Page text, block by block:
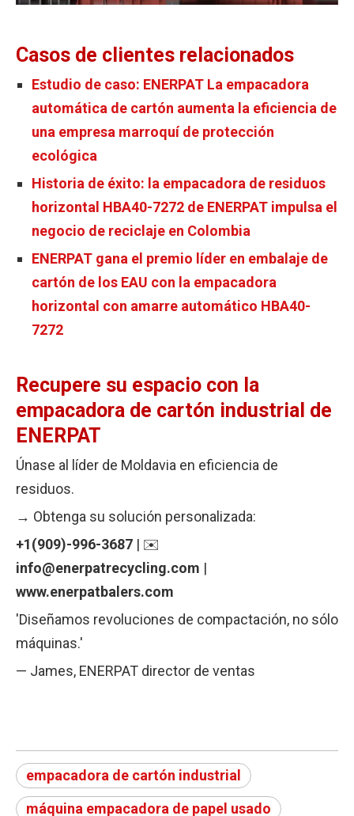
Casos de clientes relacionados
Estudio de caso: ENERPAT La empacadora
automática de cartón aumenta la eficiencia de
una empresa marroquí de protección
ecológica
Historia de éxito: la empacadora de residuos
horizontal HBA40-7272 de ENERPAT impulsa el
negocio de reciclaje en Colombia
ENERPAT gana el premio líder en embalaje de
cartón de los EAU con la empacadora
horizontal con amarre automático HBA40-
7272
Recupere su espacio con la
empacadora de cartón industrial de
ENERPAT
Únase al líder de Moldavia en eficiencia de
residuos.
→ Obtenga su solución personalizada:
+1(909)-996-3687 | ✉️
info@enerpatrecycling.com |
www.enerpatbalers.com
'Diseñamos revoluciones de compactación, no sólo
máquinas.'
— James, ENERPAT director de ventas
empacadora de cartón industrial
máquina empacadora de papel usado